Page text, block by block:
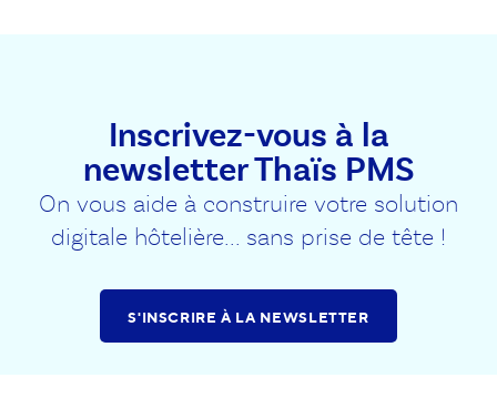
Inscrivez-vous à la
newsletter Thaïs PMS
On vous aide à construire votre solution
digitale hôtelière... sans prise de tête !
S'INSCRIRE À LA NEWSLETTER